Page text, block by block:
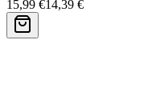
15,99 €14,39 €